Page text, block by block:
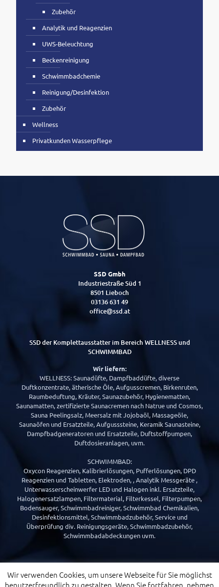
Zubehör
Analytik und Reagenzien
UWS-Beleuchtung
Beckenreinigung
Schwimmbadchemie
Reinigung/Desinfektion
Zubehör
Wellness
Privatkunden Wasserpflege
SSD Gmbh
Industriestraße Süd 1
8501 Lieboch
03136 631 49
office@ssd.at
SSD der Komplettausstatter im Bereich WELLNESS und
SCHWIMMBAD
Wir liefern:
WELLNESS: Saunadüfte, Dampfbaddüfte, diverse
Duftkonzentrate, ätherische Öle, Aufgusscremen, Birkenruten,
Raumbeduftung, Kräuter, Saunazubehör, Hygienematten,
Saunamatten, zertifizierte Saunacremen nach Natrue und Cosmos,
Sauna Peelingsalz, Meersalz mit Jojobaöl, Massageöle,
Saunaöfen und Ersatzteile, Aufgusssteine, Keramik Saunasteine,
Dampfbadgeneratoren und Ersatzteile, Duftstoffpumpen,
Duftdosieranlagen, uvm.
SCHWIMMBAD:
Oxycon Reagenzien, Kalibrierlösungen, Pufferlösungen, DPD
Reagenzien und Tabletten, Elektroden, , Analytik Messgeräte ,
Unterwasserscheinwerfer LED und Halogen inkl. Ersatzteile,
Halogenersatzlampen, Filtermaterial, Filterkessel, Filterpumpen,
Bodensauger, Schwimmbadreiniger, Schwimmbad Chemikalien,
Desinfektionsmittel, Schwimmbadzubehör, Service und
Überprüfung div. Reinigungsgeräte, Schwimmbadzubehör,
Schwimmbadabdeckungen uvm.
Wir verwenden Cookies, um unsere Webseite für Sie möglichst
benutzerfreundlich zu gestalten. Wenn Sie fortfahren, nehmen